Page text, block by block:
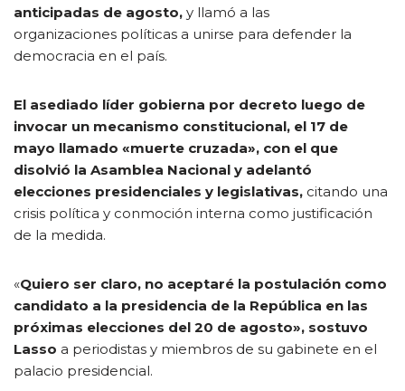
anticipadas de agosto, y llamó a las
organizaciones políticas a unirse para defender la
democracia en el país.
El asediado líder gobierna por decreto luego de
invocar un mecanismo constitucional, el 17 de
mayo llamado «muerte cruzada», con el que
disolvió la Asamblea Nacional y adelantó
elecciones presidenciales y legislativas, citando una
crisis política y conmoción interna como justificación
de la medida.
«Quiero ser claro, no aceptaré la postulación como
candidato a la presidencia de la República en las
próximas elecciones del 20 de agosto», sostuvo
Lasso a periodistas y miembros de su gabinete en el
palacio presidencial.